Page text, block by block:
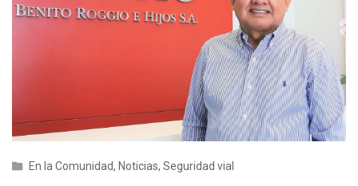
En la Comunidad, Noticias, Seguridad vial